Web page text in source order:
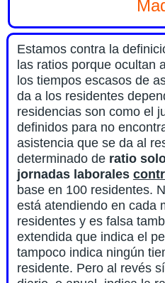
Estamos contra la
las ratios porque ocultan
los tiempos escasos de
da a los residentes
residencias son como el
definidos para no
asistencia que se da al
determinado de ratio
jornadas laborales
base en 100 residentes.
está atendiendo en cada
residentes y es falsa
extendida que indica el
tampoco indica ningún
residente. Pero al revés